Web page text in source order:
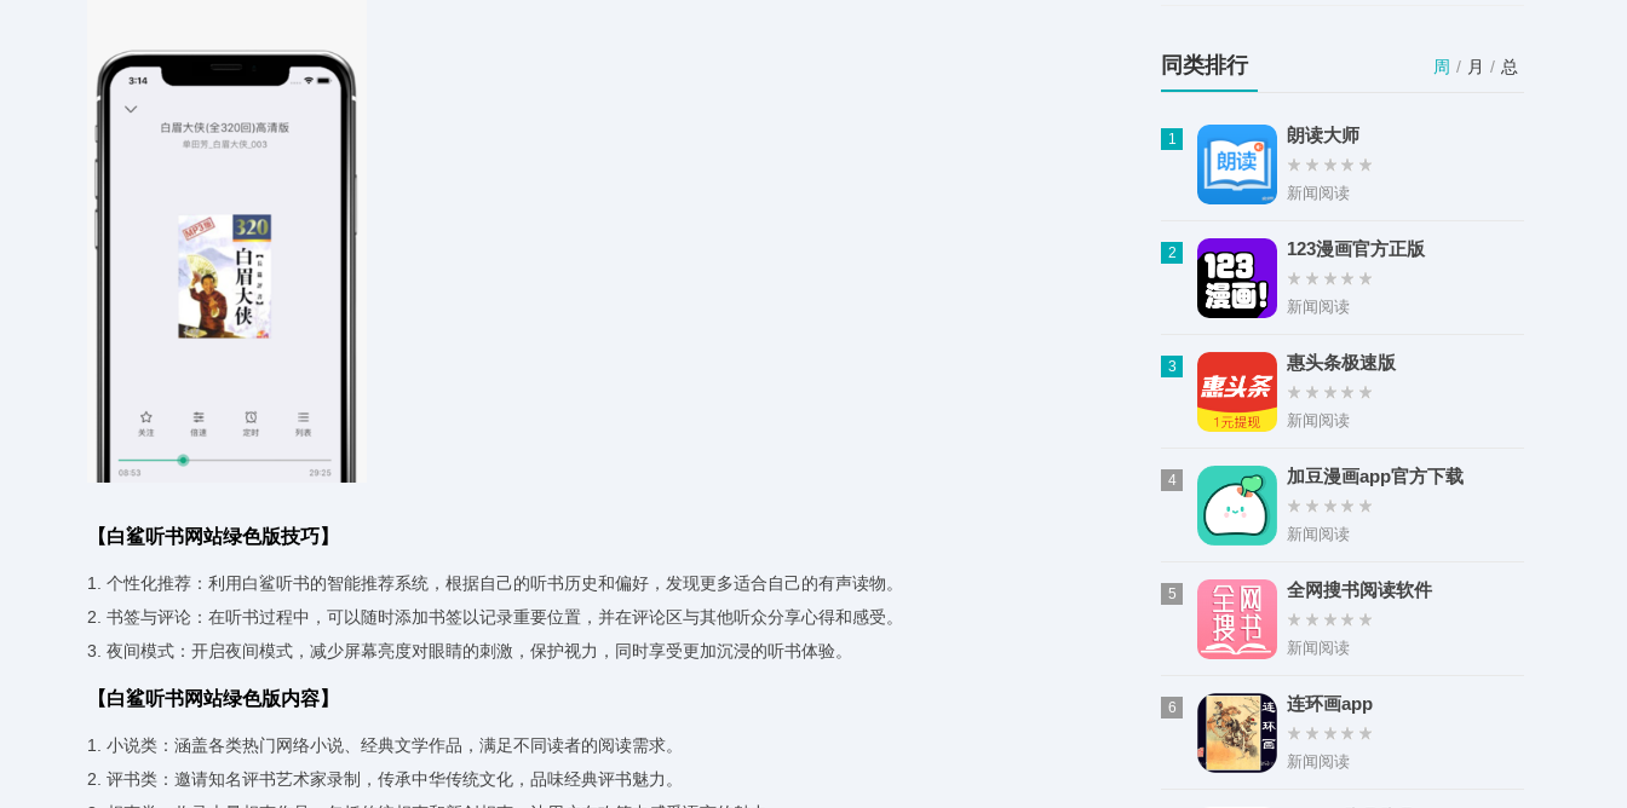
【白鲨听书网站绿色版技巧】
1. 个性化推荐：利用白鲨听书的智能推荐系统，根据自己的听书历史和偏好，发现更多适合自己的有声读物。
2. 书签与评论：在听书过程中，可以随时添加书签以记录重要位置，并在评论区与其他听众分享心得和感受。
3. 夜间模式：开启夜间模式，减少屏幕亮度对眼睛的刺激，保护视力，同时享受更加沉浸的听书体验。
【白鲨听书网站绿色版内容】
1. 小说类：涵盖各类热门网络小说、经典文学作品，满足不同读者的阅读需求。
2. 评书类：邀请知名评书艺术家录制，传承中华传统文化，品味经典评书魅力。
海雀摄像头app
类型：实用工具
周 / 月 / 总
同类排行
1 朗读大师
新闻阅读
2 123漫画官方正版
新闻阅读
3 惠头条极速版
新闻阅读
4 加豆漫画app官方下载
新闻阅读
5 全网搜书阅读软件
新闻阅读
6 连环画app
新闻阅读